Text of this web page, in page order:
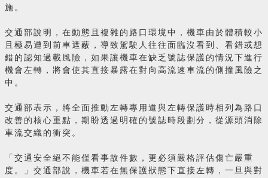
施。
交通部說明，在動態且複雜的路口環境中，機車由於體積較小
且極易遭到前車遮蔽，導致駕駛人往往面臨沒看到、看錯或想
錯的認知過載風險，如果讓機車在缺乏號誌保護的情況下進行
機會左轉，將會使其直接暴露在對向高流速車流的側撞風險之
中。
交通部表示，將全面推動左轉專用道與左轉保護時相列為路口
改善的核心重點，期盼透過明確的號誌時段劃分，從源頭消除
車流交織的衝突。
「交通安全絕不能僅看事故件數，更必須嚴格評估傷亡嚴重
度。」交通部說，機車若在無保護狀態下直接左轉，一旦與對